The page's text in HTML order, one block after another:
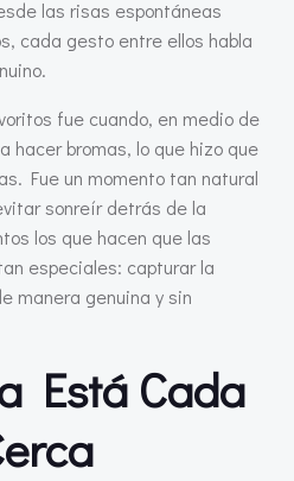
las risas espontáneas
cada gesto entre ellos habla
fue cuando, en medio de
hacer bromas, lo que hizo que
Fue un momento tan natural
sonreír detrás de la
los que hacen que las
especiales: capturar la
manera genuina y sin
Está Cada